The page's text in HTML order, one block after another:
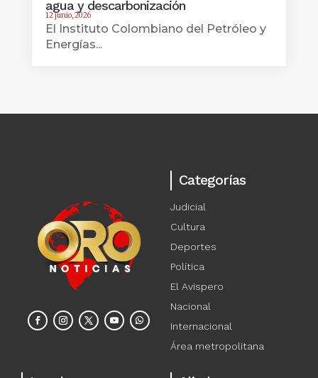
agua y descarbonización
12 junio, 2026
El Instituto Colombiano del Petróleo y
Energías...
Categorías
Judicial
Cultura
Deportes
Política
El Avispero
Nacional
Internacional
Área metropolitana